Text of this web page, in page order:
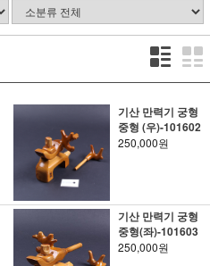
기산 만력기 궁형
중형 (우)-101602
250,000원
기산 만력기 궁형
중형(좌)-101603
250,000원